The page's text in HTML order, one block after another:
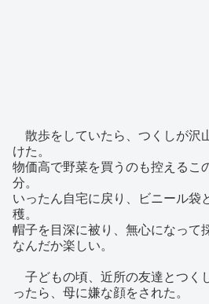
散歩をしていたら、つくしが沢
けた。
物価高で野菜を買うのも控えるこ
分。
いったん自宅に戻り、ビニール袋
穫。
帽子を目深に被り、無心になって
なんだか楽しい。
子どもの頃、近所の友達とつく
ったら、母に嫌な顔をされた。